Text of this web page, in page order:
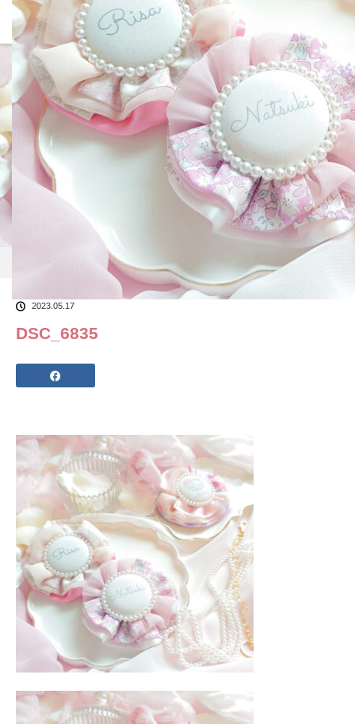
DSC_6835
2023.05.17
DSC_6835